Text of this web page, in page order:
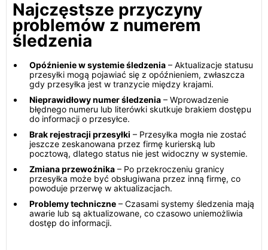
Najczęstsze przyczyny
problemów z numerem
śledzenia
Opóźnienie w systemie śledzenia – Aktualizacje statusu
przesyłki mogą pojawiać się z opóźnieniem, zwłaszcza
gdy przesyłka jest w tranzycie między krajami.
Nieprawidłowy numer śledzenia – Wprowadzenie
błędnego numeru lub literówki skutkuje brakiem dostępu
do informacji o przesyłce.
Brak rejestracji przesyłki – Przesyłka mogła nie zostać
jeszcze zeskanowana przez firmę kurierską lub
pocztową, dlatego status nie jest widoczny w systemie.
Zmiana przewoźnika – Po przekroczeniu granicy
przesyłka może być obsługiwana przez inną firmę, co
powoduje przerwę w aktualizacjach.
Problemy techniczne – Czasami systemy śledzenia mają
awarie lub są aktualizowane, co czasowo uniemożliwia
dostęp do informacji.